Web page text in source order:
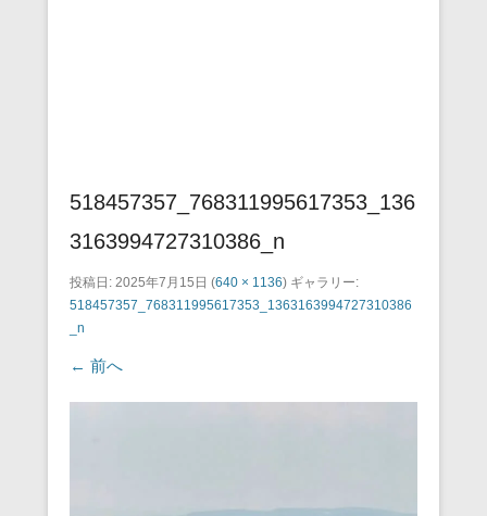
518457357_768311995617353_136
3163994727310386_n
投稿日: 2025年7月15日 (640 × 1136) ギャラリー:
518457357_768311995617353_1363163994727310386
_n
← 前へ